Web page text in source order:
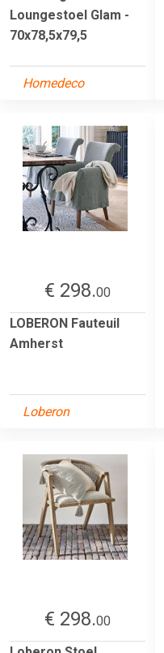
Loungestoel Glam -
70x78,5x79,5
Homedeco
€ 298.00
LOBERON Fauteuil
Amherst
Loberon
€ 298.00